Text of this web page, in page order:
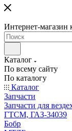
Интернет-
Каталог
По всему сайту
По каталогу
Каталог
Запчасти
Запчасти для
ГТСМ, ГАЗ-34039
Бобр